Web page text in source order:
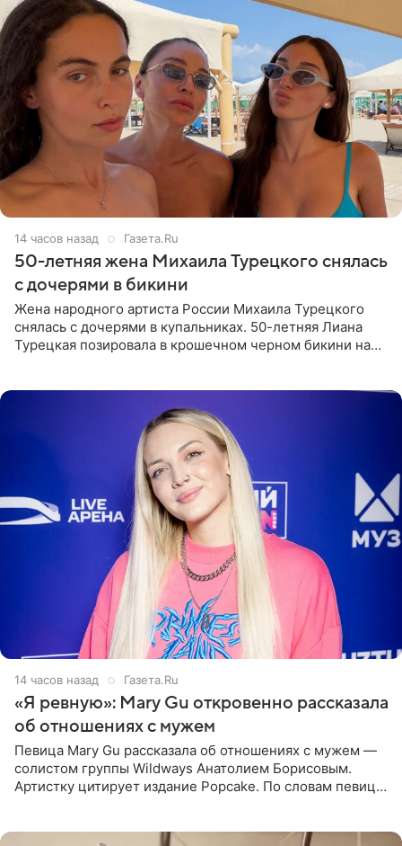
14 часов назад Газета.Ru
50-летняя жена Михаила Турецкого снялась
с дочерями в бикини
Жена народного артиста России Михаила Турецкого
снялась с дочерями в купальниках. 50-летняя Лиана
Турецкая позировала в крошечном черном бикини на
14 часов назад Газета.Ru
«Я ревную»: Mary Gu откровенно рассказала
об отношениях с мужем
Певица Mary Gu рассказала об отношениях с мужем —
солистом группы Wildways Анатолием Борисовым.
Артистку цитирует издание Popcake. По словам певицы,